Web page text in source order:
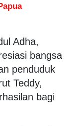
Adha,
bangsa
penduduk
Teddy,
bagi